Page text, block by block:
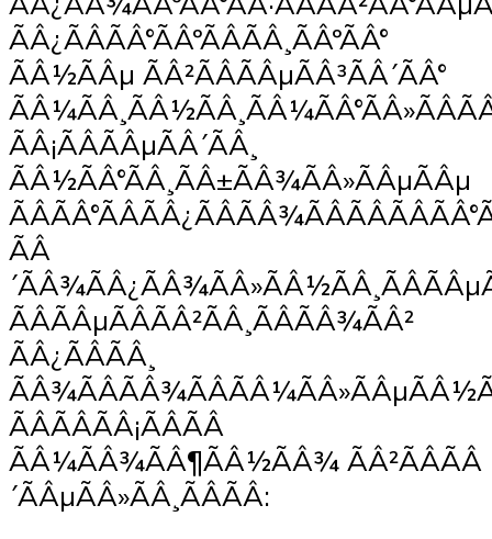
ÃÂ¿ÃÂÃÂ°ÃÂºÃÂÃÂ¸ÃÂºÃÂ°
ÃÂ½ÃÂµ ÃÂ²ÃÂÃÂµÃÂ³ÃÂ´ÃÂ°
ÃÂ¡ÃÂÃÂµÃÂ´ÃÂ¸
ÃÂ½ÃÂ°ÃÂ¸ÃÂ±ÃÂ¾ÃÂ»ÃÂµÃÂµ
ÃÂ
ÃÂÃÂµÃÂÃÂ²ÃÂ¸ÃÂÃÂ¾ÃÂ²
ÃÂ¿ÃÂÃÂ¸
ÃÂÃÂÃÂ¡ÃÂÃÂ
ÃÂ¼ÃÂ¾ÃÂ¶ÃÂ½ÃÂ¾ ÃÂ²ÃÂÃÂ
´ÃÂµÃÂ»ÃÂ¸ÃÂÃÂ: